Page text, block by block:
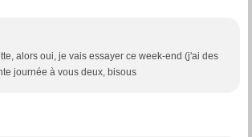
alors oui, je vais essayer ce week-end (j'ai des
journée à vous deux, bisous